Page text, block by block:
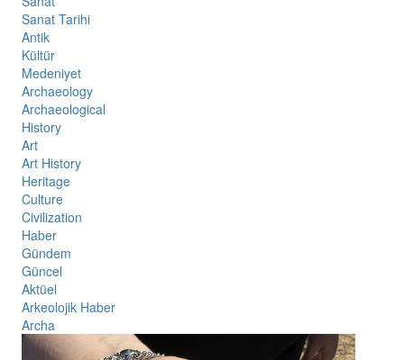
Sanat Tarihi
Antik
Kültür
Medeniyet
Archaeology
Archaeological
History
Art
Art History
Heritage
Culture
Civilization
Haber
Gündem
Güncel
Aktüel
Arkeolojik Haber
Archa